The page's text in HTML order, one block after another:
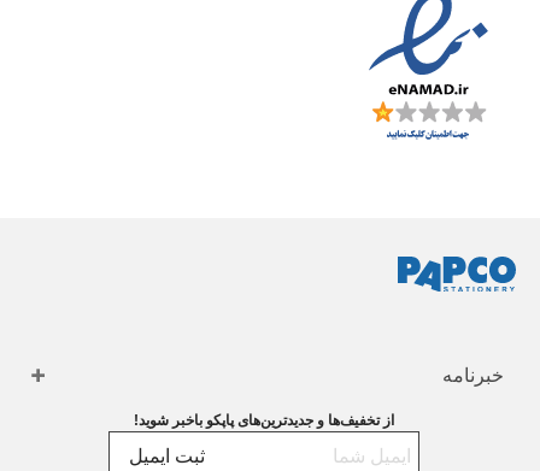
خبرنامه
از تخفیف‌ها و جدیدترین‌های پاپکو باخبر شوید!
ثبت ایمیل